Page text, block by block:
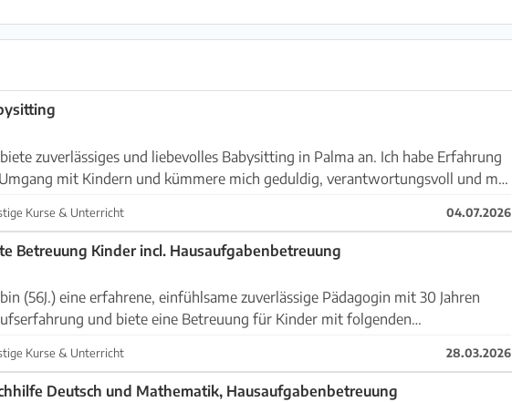
zuverlässiges und liebevolles Babysitting in Palma an. Ich habe Erfahrung
mit Kindern und kümmere mich geduldig, verantwortungsvoll und mit
Kurse & Unterricht 04.07.2026
Betreuung Kinder incl. Hausaufgabenbetreuung
(56J.) eine erfahrene, einfühlsame zuverlässige Pädagogin mit 30 Jahren
und biete eine Betreuung für Kinder mit folgenden
Kurse & Unterricht 28.03.2026
Deutsch und Mathematik, Hausaufgabenbetreuung